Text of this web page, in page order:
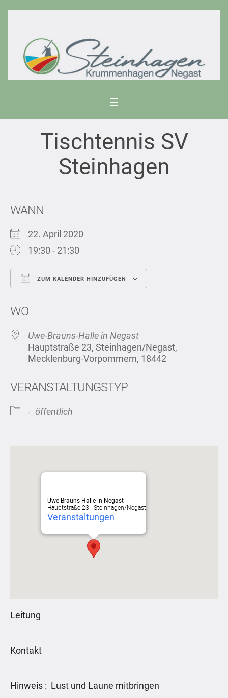
Tischtennis SV
Steinhagen
WANN
22. April 2020
19:30 - 21:30
ZUM KALENDER HINZUFÜGEN
WO
Uwe-Brauns-Halle in Negast
Hauptstraße 23, Steinhagen/Negast,
Mecklenburg-Vorpommern, 18442
VERANSTALTUNGSTYP
öffentlich
Uwe-Brauns-Halle in Negast
Hauptstraße 23 - Steinhagen/Negast
Veranstaltungen
Leitung
Kontakt
Hinweis : Lust und Laune mitbringen